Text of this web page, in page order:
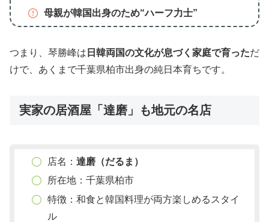
母親が韓国出身のため“ハーフ力士”
つまり、琴勝峰は 日韓両国の文化が息づく家庭で育っただ
けで、あくまで千葉県柏市出身の純日本育ちです。
実家の居酒屋「達磨」も地元の名店
店名： 達磨（だるま）
所在地：千葉県柏市
特徴：和食と韓国料理が両方楽しめるスタイ
ル